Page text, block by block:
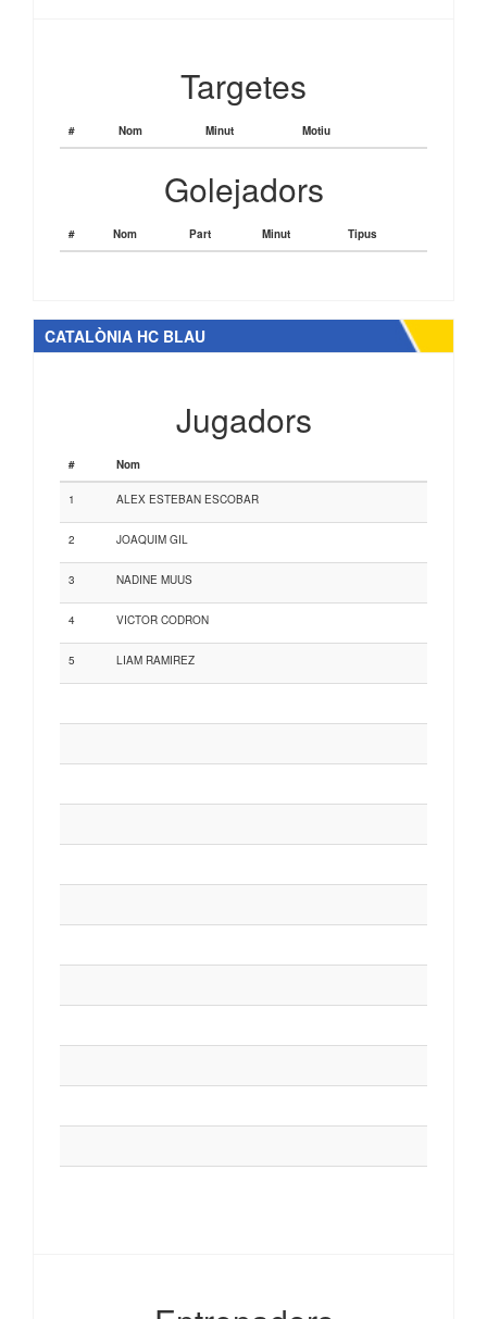
Targetes
# Nom Minut Motiu
Golejadors
# Nom Part Minut Tipus
CATALÒNIA HC BLAU
Jugadors
# Nom
1 ALEX ESTEBAN ESCOBAR
2 JOAQUIM GIL
3 NADINE MUUS
4 VICTOR CODRON
5 LIAM RAMIREZ